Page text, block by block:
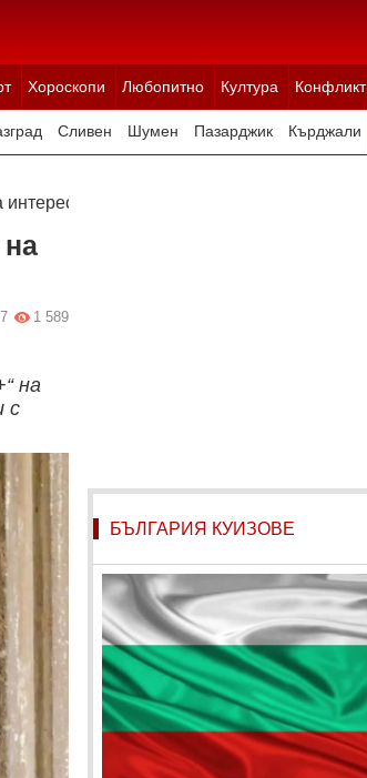
Хороскопи Любопитно Култура Конфликт
Сливен Шумен Пазарджик Кърджали
1 589
7
на
с
БЪЛГАРИЯ КУИЗОВЕ